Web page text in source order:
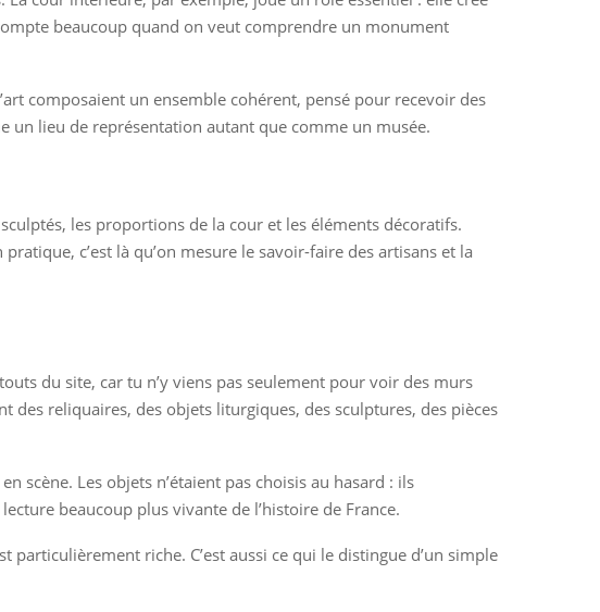
beaucoup quand on veut comprendre un monument
composaient un ensemble cohérent, pensé pour recevoir des
un lieu de représentation autant que comme un musée.
les proportions de la cour et les éléments décoratifs.
c’est là qu’on mesure le savoir-faire des artisans et la
du site, car tu n’y viens pas seulement pour voir des murs
des reliquaires, des objets liturgiques, des sculptures, des pièces
scène. Les objets n’étaient pas choisis au hasard : ils
beaucoup plus vivante de l’histoire de France.
riche. C’est aussi ce qui le distingue d’un simple